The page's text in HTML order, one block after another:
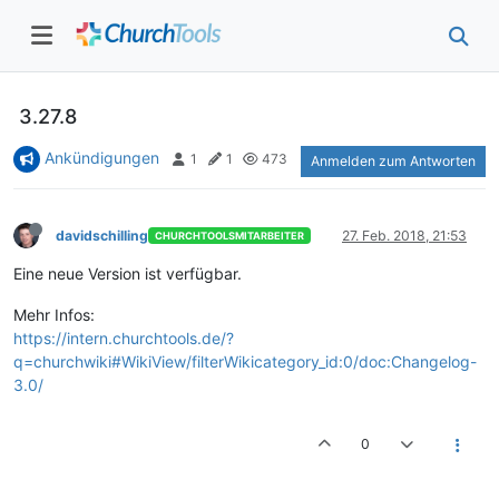
3.27.8
Ankündigungen 1 1 473 Anmelden zum Antworten
davidschilling CHURCHTOOLSMITARBEITER 27. Feb. 2018, 21:53
Eine neue Version ist verfügbar.
Mehr Infos:
https://intern.churchtools.de/?
q=churchwiki#WikiView/filterWikicategory_id:0/doc:Changelog-
3.0/
0